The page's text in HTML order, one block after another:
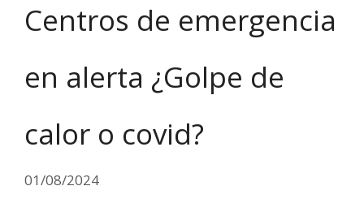
Centros de emergencia
en alerta ¿Golpe de
calor o covid?
01/08/2024